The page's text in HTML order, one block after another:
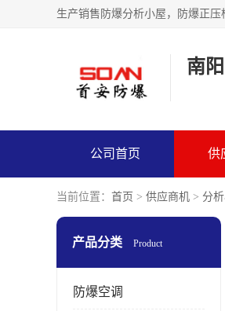
生产销售防爆分析小屋，防爆正
南
公司首页 供
当前位置： 首页 > 供应商机 > 分
产品分类 Product
防爆空调